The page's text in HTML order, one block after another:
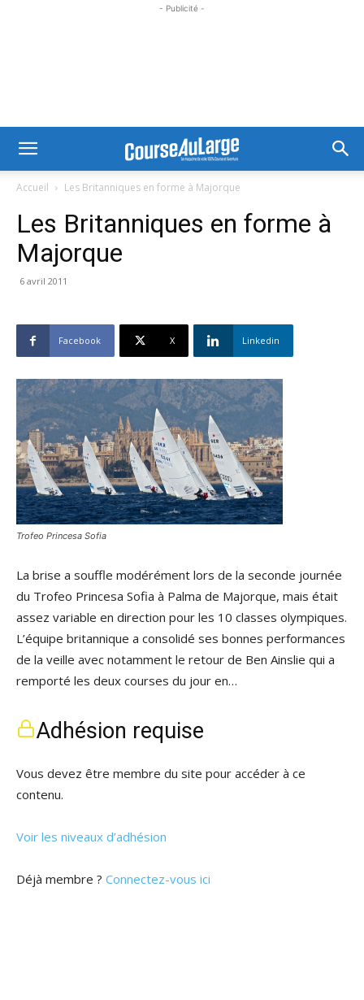
- Publicité -
Accueil Les Britanniques en forme à Majorque
Les Britanniques en forme à
Majorque
6 avril 2011
Facebook X Linkedin
Trofeo Princesa Sofia
La brise a souffle modérément lors de la seconde journée
du Trofeo Princesa Sofia à Palma de Majorque, mais était
assez variable en direction pour les 10 classes olympiques.
L’équipe britannique a consolidé ses bonnes performances
de la veille avec notamment le retour de Ben Ainslie qui a
remporté les deux courses du jour en…
Adhésion requise
Vous devez être membre du site pour accéder à ce
contenu.
Voir les niveaux d’adhésion
Déjà membre ? Connectez-vous ici